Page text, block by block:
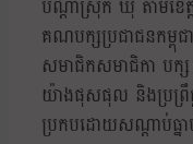
បណ្ដាស្រុក ឃុំ តាមខេត្
គណបក្សប្រជាជនកម្
សមាជិកសមាជិកា បក្ស
យ៉ាងផុសផុល និងប្រព្រឹ
ប្រកបដោយសណ្ដាប់ធ្ន